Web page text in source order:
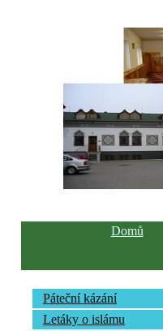
Domů
Páteční kázání
Letáky o islámu